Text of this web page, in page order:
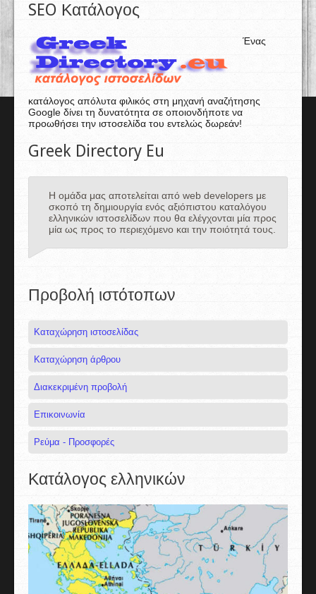
SEO Κατάλογος
Ένας
κατάλογος απόλυτα φιλικός στη μηχανή αναζήτησης
Google δίνει τη δυνατότητα σε οποιονδήποτε να
προωθήσει την ιστοσελίδα του εντελώς δωρεάν!
Greek Directory Eu
Η ομάδα μας αποτελείται από web developers με
σκοπό τη δημιουργία ενός αξιόπιστου καταλόγου
ελληνικών ιστοσελίδων που θα ελέγχονται μία προς
μία ως προς το περιεχόμενο και την ποιότητά τους.
Προβολή ιστότοπων
Καταχώρηση ιστοσελίδας
Καταχώρηση άρθρου
Διακεκριμένη προβολή
Επικοινωνία
Ρεύμα - Προσφορές
Κατάλογος ελληνικών